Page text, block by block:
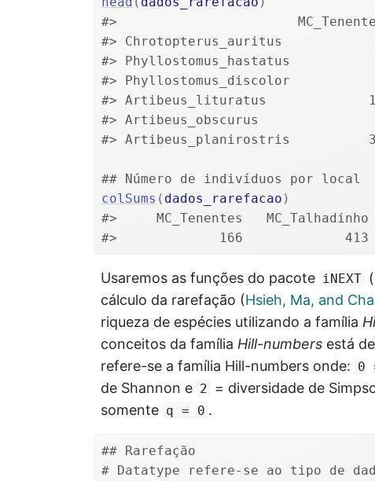
#>                       MC_Tenentes
#> Chrotopterus_auritus
#> Phyllostomus_hastatus
#> Phyllostomus_discolor
#> Artibeus_lituratus
#> Artibeus_obscurus
#> Artibeus_planirostris
## Número de indivíduos por local
colSums ( dados_rarefacao )
#>     MC_Tenentes   MC_Talhadinho
#>             166
Usaremos as funções do pacote iNEXT
cálculo da rarefação (Hsieh, Ma, and
riqueza de espécies utilizando a família
conceitos da família Hill-numbers está
refere-se a família Hill-numbers onde: 0
de Shannon e 2
= diversidade de
somente q = 0 .
## Rarefação
# Datatype refere-se ao tipo de